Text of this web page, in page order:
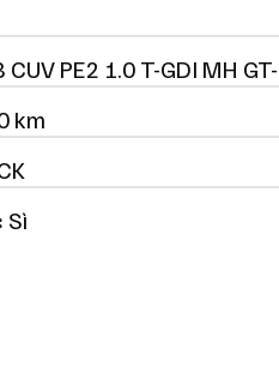
CUV PE2 1.0 T-GDI MH
km
Sì